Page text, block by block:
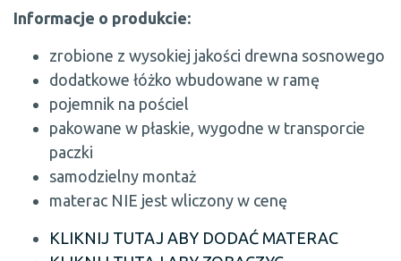
Informacje o produkcie:
zrobione z wysokiej jakości drewna sosnowego
dodatkowe łóżko wbudowane w ramę
pojemnik na pościel
pakowane w płaskie, wygodne w transporcie
paczki
samodzielny montaż
materac NIE jest wliczony w cenę
KLIKNIJ TUTAJ ABY DODAĆ MATERAC